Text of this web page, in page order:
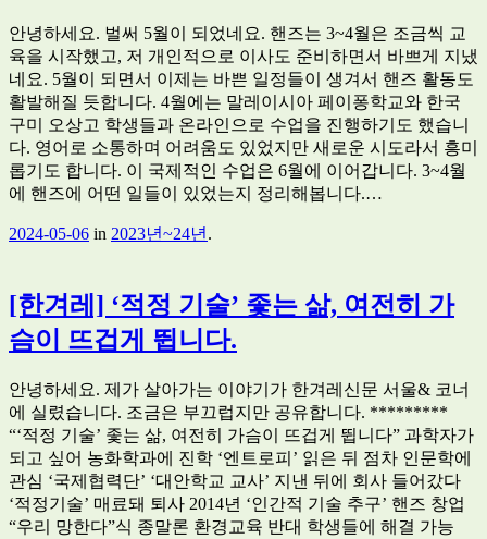
안녕하세요. 벌써 5월이 되었네요. 핸즈는 3~4월은 조금씩 교
육을 시작했고, 저 개인적으로 이사도 준비하면서 바쁘게 지냈
네요. 5월이 되면서 이제는 바쁜 일정들이 생겨서 핸즈 활동도
활발해질 듯합니다. 4월에는 말레이시아 페이퐁학교와 한국
구미 오상고 학생들과 온라인으로 수업을 진행하기도 했습니
다. 영어로 소통하며 어려움도 있었지만 새로운 시도라서 흥미
롭기도 합니다. 이 국제적인 수업은 6월에 이어갑니다. 3~4월
에 핸즈에 어떤 일들이 있었는지 정리해봅니다.…
2024-05-06 in 2023년~24년 .
[한겨레] ‘적정 기술’ 좇는 삶, 여전히 가
슴이 뜨겁게 뜁니다.
안녕하세요. 제가 살아가는 이야기가 한겨레신문 서울& 코너
에 실렸습니다. 조금은 부끄럽지만 공유합니다. *********
“‘적정 기술’ 좇는 삶, 여전히 가슴이 뜨겁게 뜁니다” 과학자가
되고 싶어 농화학과에 진학 ‘엔트로피’ 읽은 뒤 점차 인문학에
관심 ‘국제협력단’ ‘대안학교 교사’ 지낸 뒤에 회사 들어갔다
‘적정기술’ 매료돼 퇴사 2014년 ‘인간적 기술 추구’ 핸즈 창업
“우리 망한다”식 종말론 환경교육 반대 학생들에 해결 가능